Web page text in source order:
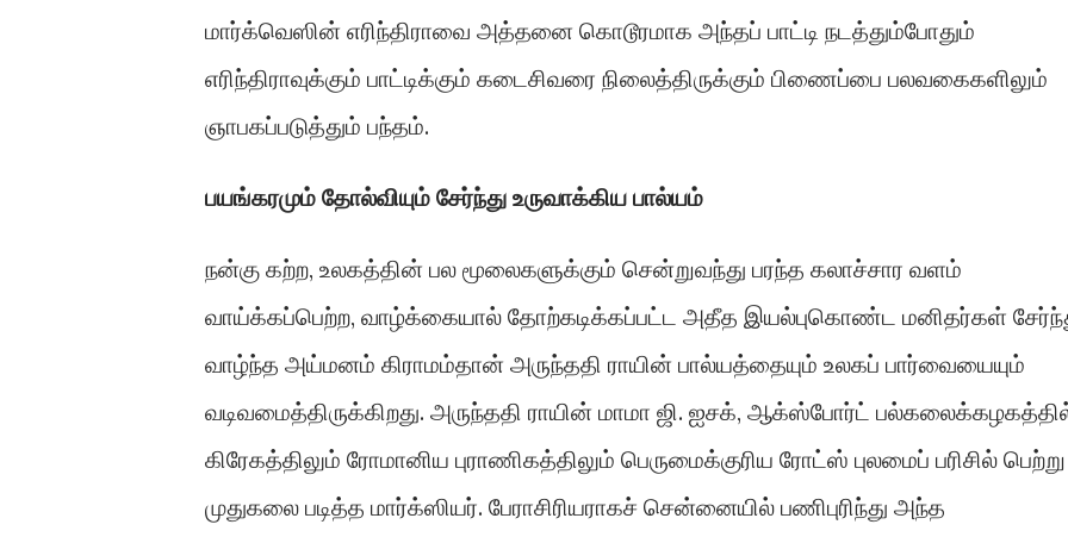
மார்க்வெஸின் எரிந்திராவை அத்தனை கொடூரமாக அந்தப் பாட்டி நடத்தும்போதும்
எரிந்திராவுக்கும் பாட்டிக்கும் கடைசிவரை நிலைத்திருக்கும் பிணைப்பை பலவகைகளிலும்
ஞாபகப்படுத்தும் பந்தம்.
பயங்கரமும் தோல்வியும் சேர்ந்து உருவாக்கிய பால்யம்
நன்கு கற்ற, உலகத்தின் பல மூலைகளுக்கும் சென்றுவந்து பரந்த கலாச்சார வளம்
வாய்க்கப்பெற்ற, வாழ்க்கையால் தோற்கடிக்கப்பட்ட அதீத இயல்புகொண்ட மனிதர்கள்
வாழ்ந்த அய்மனம் கிராமம்தான் அருந்ததி ராயின் பால்யத்தையும் உலகப் பார்வையையும்
வடிவமைத்திருக்கிறது. அருந்ததி ராயின் மாமா ஜி. ஐசக், ஆக்ஸ்போர்ட்
கிரேகத்திலும் ரோமானிய புராணிகத்திலும் பெருமைக்குரிய ரோட்ஸ் புலமைப் பரிசில் பெற்று
முதுகலை படித்த மார்க்ஸியர். பேராசிரியராகச் சென்னையில் பணிபுரிந்து அந்த